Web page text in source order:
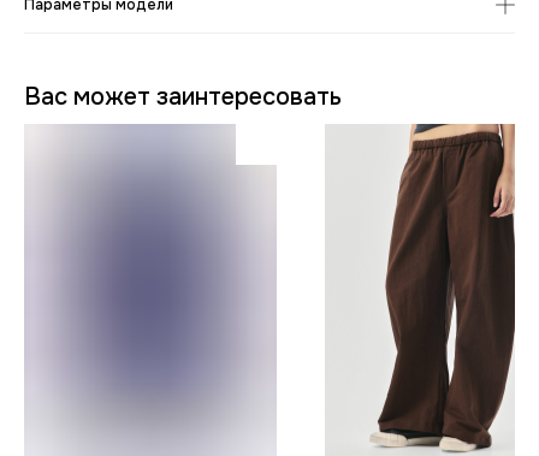
Параметры модели
Вас может заинтересовать